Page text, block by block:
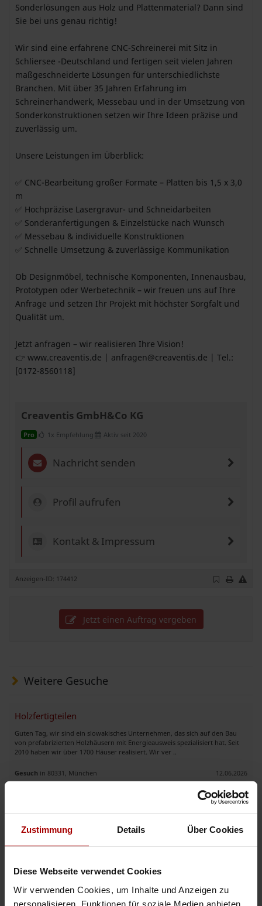
Zustimmung Details Über Cookies
Diese Webseite verwendet Cookies
Wir verwenden Cookies, um Inhalte und Anzeigen zu
personalisieren, Funktionen für soziale Medien anbieten
Sonderlösungen aus Holz und Plattenmaterial? Dann sind
Sie bei uns genau richtig!
Wir sind eine erfahrene CNC-Schreinerei mit Sitz in
Schliersee -Deutschland und fertigen seit vielen Jahren
maßgeschneiderte Lösungen für unterschiedlichste
Branchen. Mit über 35 Jahren Erfahrung im
Schreinerhandwerk, Messebau und in der Umsetzung von
Sonderkonstruktionen setzen wir Ihre Ideen präzise und
zuverlässig um.
Unsere Leistungen im Überblick:
✅ CNC-Bearbeitung großer Formate – Platten bis 1,5 x 3,0
m
✅ Hochpräzise Lasergravur- und Schneidarbeiten
✅ Sonderanfertigungen & Einzelstücke nach Wunsch
✅ Messebau & individuelle Konstruktionen
✅ Schnelle Umsetzung & zuverlässige Kommunikation
Ob Designmöbel, technische Komponenten, Innenausbau,
Prototypen oder Werbetechnik – wir freuen uns auf Ihre
Anfrage und setzen Ihr Projekt mit höchster Sorgfalt und
Qualität um.
Jetzt anfragen – wir realisieren Ihre Vision!
👉 www.creaventis.de | anfragen@creaventis.de | Tel.:
[0172-8560118]
Creaventis GmbH&Co KG
Pro 1x Empfehlung Aktiv seit 2020
Nachricht senden
Profil aufrufen
Kontakt & Impressum
Anzeigen-ID: 174412
Jetzt einen Auftrag vergeben
Weitere Gesuche
Holzfertigteilen
Guten Tag, wir sind ein slowakisches Unternehmen, das sich auf den Bau
von prefabrizierten Holzhäusern mit Energieausweis spezialisiert hat. Seit
2010 haben wir über 1700 Häuser realisiert. Wir ver ..
Gesuch in 80331, München 12.06.2026
Wir sind ein Dienstleistungsbetrieb und haben im unsern Bereich Holz noch
Kapazitäten frei CNC -Fräsen. Bohrbilder, Beschläge, Sonderkonturen nach
Zeichnung Ablauf: Zeichnungen/Datei (DFX) oder S ..
CNC Fräsen von Holz/Kunststoffe GFK/CFK Einzelteil oder Serie